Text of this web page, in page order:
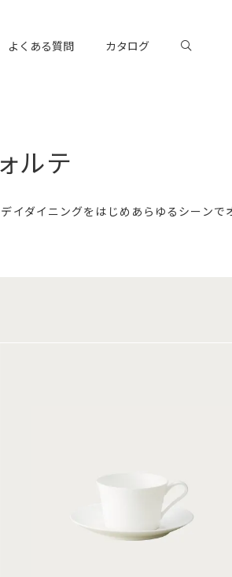
よくある質問 カタログ
ルテ
ダイニングをはじめあらゆるシーンで